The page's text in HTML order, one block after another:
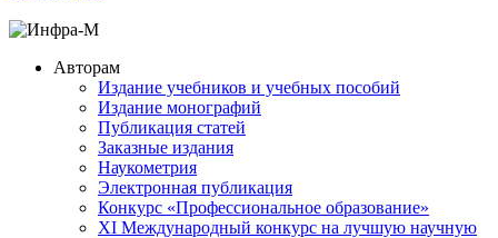
Авторам
Издание учебников и учебных пособий
Издание монографий
Публикация статей
Заказные издания
Наукометрия
Электронная публикация
Конкурс «Профессиональное образование»
XI Международный конкурс на лучшую научную